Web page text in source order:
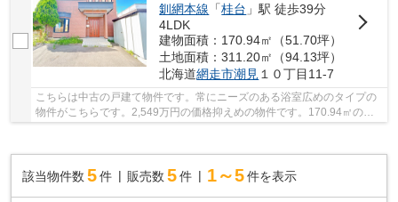
釧網本線 「桂台 」駅 徒歩39分
4LDK
建物面積：170.94㎡（51.70坪）
土地面積：311.20㎡（94.13坪）
北海道網走市潮見 １０丁目11-7
こちらは中古の戸建て物件です。常にニーズのある浴室広めのタイプの
物件がこちらです。2,549万円の価格抑えめの物件です。170.94㎡の建
物面積がある物件です。網走市エリアや石北本線...
該当物件数 5件 販売数 5 件 1～5 件を表示